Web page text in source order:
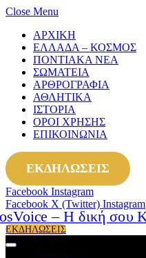
Close Menu
ΑΡΧΙΚΗ
ΕΛΛΑΔΑ – ΚΟΣΜΟΣ
ΠΟΝΤΙΑΚΑ ΝΕΑ
ΣΩΜΑΤΕΙΑ
ΑΡΘΡΟΓΡΑΦΙΑ
ΑΘΛΗΤΙΚΑ
ΙΣΤΟΡΙΑ
ΟΡΟΙ ΧΡΗΣΗΣ
ΕΠΙΚΟΙΝΩΝΙΑ
ΕΚΔΗΛΩΣΕΙΣ
Facebook Instagram
Facebook X (Twitter) Instagram
ΕΚΔΗΛΩΣΕΙΣ